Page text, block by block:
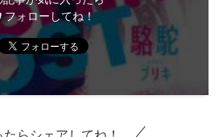
フォローしてね！